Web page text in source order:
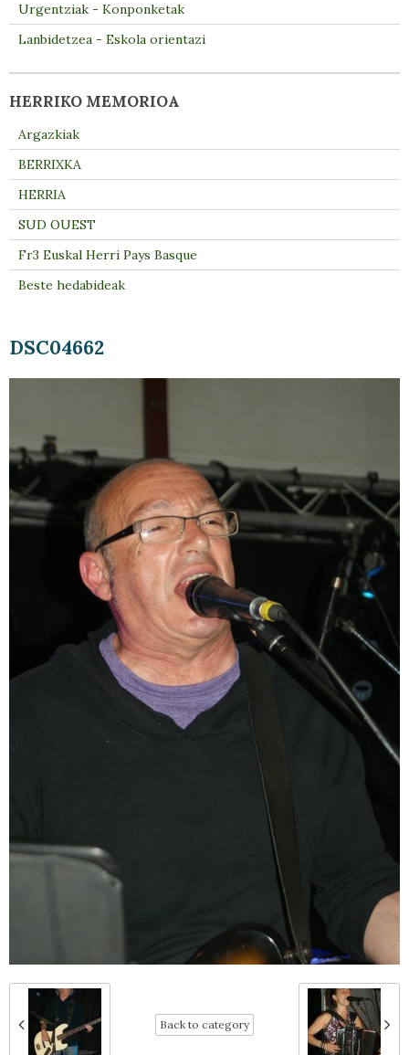
DSC04662
Back to category
Urgentziak - Konponketak
Lanbidetzea - Eskola orientazi
HERRIKO MEMORIOA
Argazkiak
BERRIXKA
HERRIA
SUD OUEST
Fr3 Euskal Herri Pays Basque
Beste hedabideak